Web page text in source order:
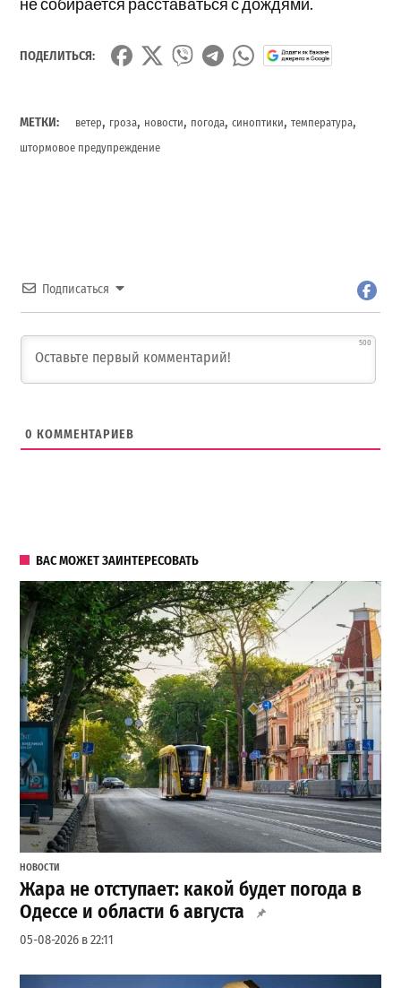
ПОДЕЛИТЬСЯ:
МЕТКИ: ветер, гроза, новости, погода,синоптики,температура,
штормовое предупреждение
Подписаться
500
0 КОММЕНТАРИЕВ
ВАС МОЖЕТ ЗАИНТЕРЕСОВАТЬ
НОВОСТИ
Жара не отступает: какой будет погода в
Одессе и области 6 августа
05-08-2026 в 22:11